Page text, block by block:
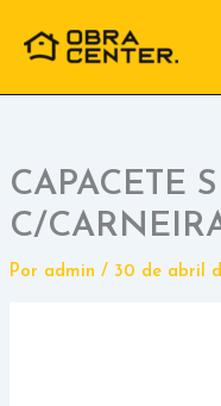
para
conteúdo
CAPACETE
C/
Por admin / 30 de abril